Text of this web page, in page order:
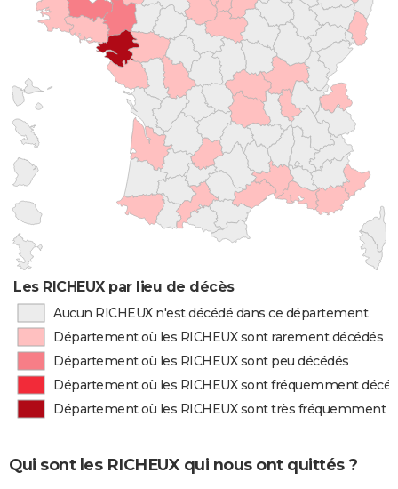
Les RICHEUX par lieu de décès
Aucun RICHEUX n'est décédé dans ce département
Département où les RICHEUX sont rarement décédés
Département où les RICHEUX sont peu décédés
Département où les RICHEUX sont fréquemment
Département où les RICHEUX sont très fréquemment
Qui sont les RICHEUX qui nous ont quittés ?